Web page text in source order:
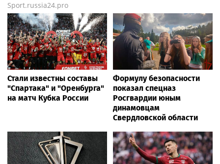
Sport.russia24.pro
Стали известны составы
"Спартака" и "Оренбурга"
на матч Кубка России
Формулу безопасности
показал спецназ
Росгвардии юным
динамовцам
Свердловской области